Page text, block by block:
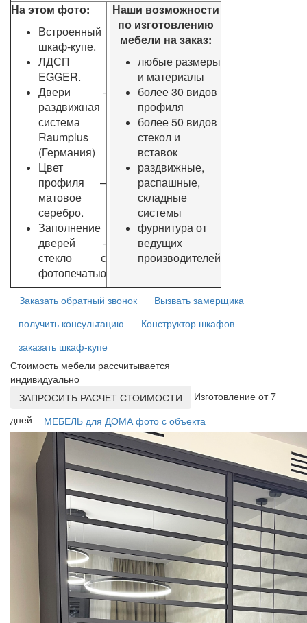
На этом фото:
Встроенный
шкаф-купе.
ЛДСП
EGGER.
Двери -
раздвижная
система
Raumplus
(Германия)
Цвет
профиля –
матовое
серебро.
Заполнение
дверей -
стекло с
фотопечатью
Наши возможности
по изготовлению
мебели на заказ:
любые размеры
и материалы
более 30 видов
профиля
более 50 видов
стекол и
вставок
раздвижные,
распашные,
складные
системы
фурнитура от
ведущих
производителей
Заказать обратный звонок
Вызвать замерщика
получить консультацию
Конструктор шкафов
заказать шкаф-купе
Стоимость мебели рассчитывается
индивидуально
ЗАПРОСИТЬ РАСЧЕТ СТОИМОСТИ
Изготовление от 7
дней
МЕБЕЛЬ для ДОМА фото с объекта